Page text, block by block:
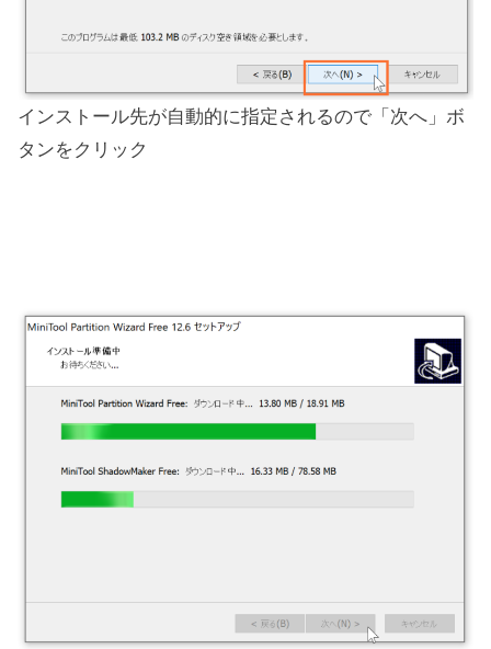
インストール先が自動的に指定されるので「次へ」ボ
タンをクリック